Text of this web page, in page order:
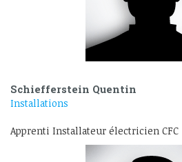
Schiefferstein Quentin
Installations
Apprenti Installateur électricien CFC